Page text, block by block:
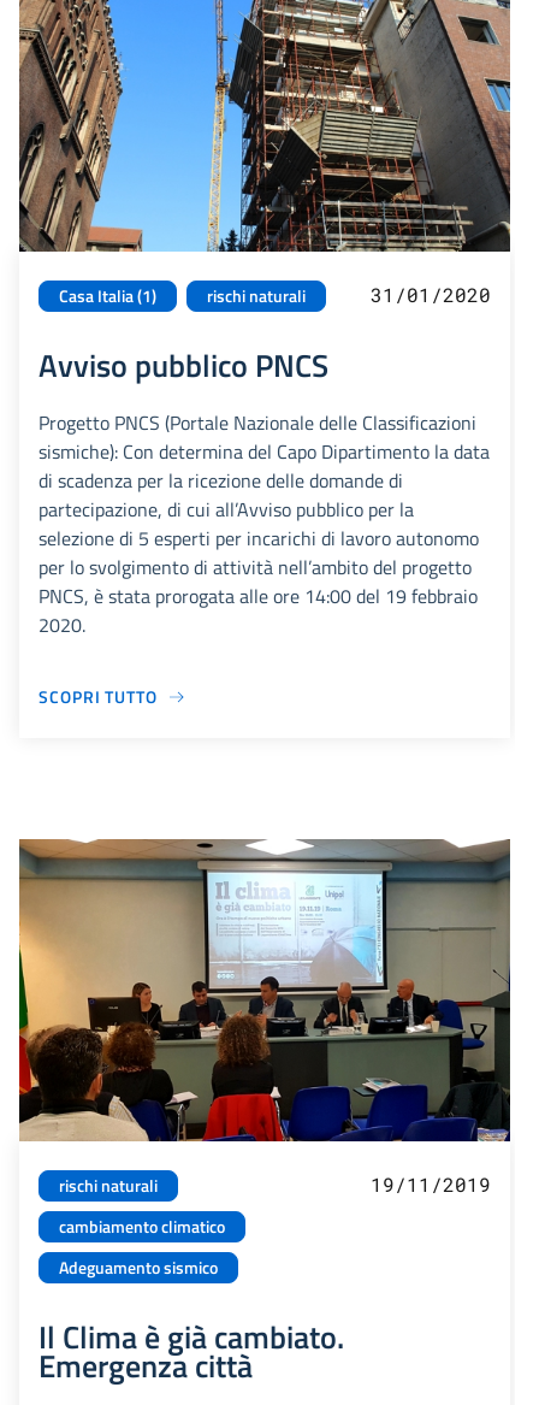
Casa Italia (1) rischi naturali 31/01/2020
Avviso pubblico PNCS
Progetto PNCS (Portale Nazionale delle Classificazioni
sismiche): Con determina del Capo Dipartimento la data
di scadenza per la ricezione delle domande di
partecipazione, di cui all’Avviso pubblico per la
selezione di 5 esperti per incarichi di lavoro autonomo
per lo svolgimento di attività nell’ambito del progetto
PNCS, è stata prorogata alle ore 14:00 del 19 febbraio
2020.
SCOPRI TUTTO
rischi naturali
cambiamento climatico
Adeguamento sismico
19/11/2019
Il Clima è già cambiato.
Emergenza città